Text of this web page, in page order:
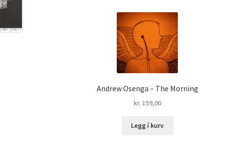
Andrew Osenga – The Morning
kr. 159,00
Legg í kurv